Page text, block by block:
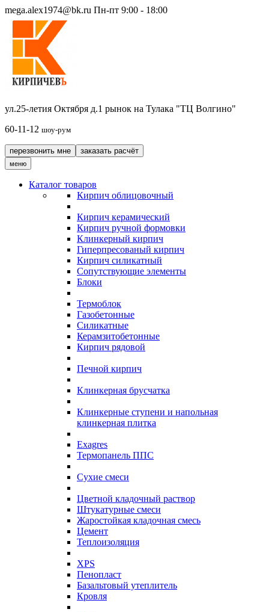
mega.alex1974@bk.ru Пн-пт 9:00 - 18:00
ул.25-летия Октября д.1 рынок на Тулака "ТЦ Волгино"
60-11-12 шоу-рум
перезвонить мне заказать расчёт
меню
Каталог товаров
Кирпич облицовочный
Кирпич керамический
Кирпич ручной формовки
Клинкерный кирпич
Гиперпресованый кирпич
Кирпич силикатный
Сопутствующие элементы
Блоки
Термоблок
Газобетонные
Силикатные
Керамзитобетонные
Кирпич рядовой
Печной кирпич
Клинкерная брусчатка
Клинкерные ступени и напольная
клинкерная плитка
Exagres
Термопанель ППС
Сухие смеси
Цветной кладочный раствор
Штукатурные смеси
Жаростойкая кладочная смесь
Цемент
Теплоизоляция
XPS
Пенопласт
Базальтовый утеплитель
Кровля